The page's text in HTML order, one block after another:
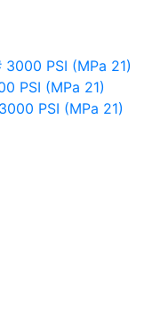
PSI (MPa 21)
PSI (MPa 21)
PSI (MPa 21)